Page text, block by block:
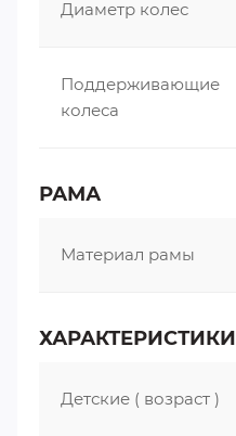
Диаметр колес
Поддерживающие
колеса
РАМА
Материал рамы
ХАРАКТЕРИСТИКИ
Детские ( возраст )